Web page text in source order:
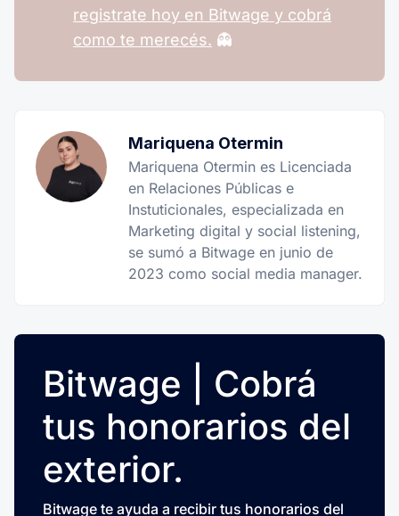
registrate hoy en Bitwage y cobrá
como te merecés. 👻
Mariquena Otermin
Mariquena Otermin es Licenciada
en Relaciones Públicas e
Instuticionales, especializada en
Marketing digital y social listening,
se sumó a Bitwage en junio de
2023 como social media manager.
Bitwage | Cobrá
tus honorarios del
exterior.
Bitwage te ayuda a recibir tus honorarios del